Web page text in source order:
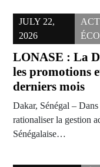
JULY 22,
2026
LONASE : La
les promotions
derniers mois
Dakar, Sénégal –
rationaliser la gestion
Sénégalaise…